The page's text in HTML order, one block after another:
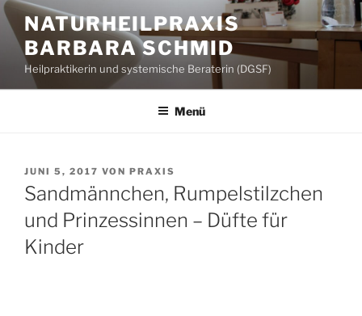
Zum
Inhalt
springen
NATURHEILPRAXIS
BARBARA SCHMID
Heilpraktikerin und systemische Beraterin (DGSF)
Menü
VERÖFFENTLICHT
AM
JUNI 5, 2017 VON PRAXIS
Sandmännchen, Rumpelstilzchen
und Prinzessinnen – Düfte für
Kinder